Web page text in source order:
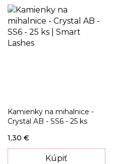
Kamienky na mihalnice -
Crystal AB - SS6 - 25 ks
1,30 €
Kúpiť